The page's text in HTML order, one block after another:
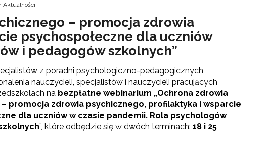
Aktualności
– promocja zdrowia
psychospołeczne dla uczniów
i pedagogów szkolnych”
z poradni psychologiczno-pedagogicznych,
nauczycieli, specjalistów i nauczycieli pracujących
na bezpłatne webinarium „Ochrona zdrowia
promocja zdrowia psychicznego, profilaktyka i wsparcie
dla uczniów w czasie pandemii. Rola psychologów
”, które odbędzie się w dwóch terminach: 18 i 25